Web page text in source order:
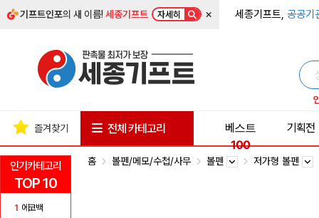
기프트인포의 새 이름!세종기프트 자세히 × 세종기프트, 공공기
인기카테고리
TOP 10
1 에코백
즐겨찾기 전체 카테고리
베스트
100
기획전
홈 볼펜/메모/수첩/사무 볼펜 저가형 볼펜